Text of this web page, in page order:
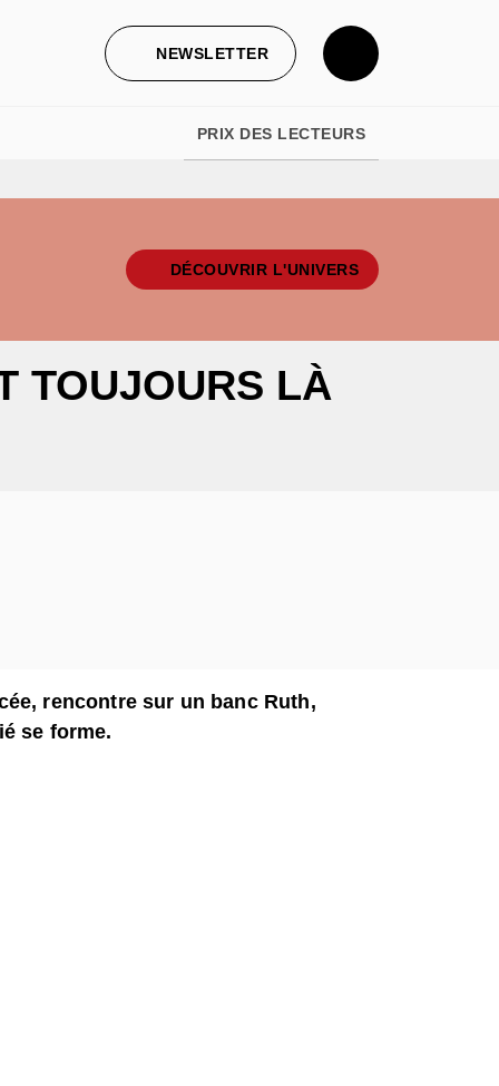
NEWSLETTER
PRIX DES LECTEURS
DÉCOUVRIR L'UNIVERS
TOUJOURS LÀ
rencontre sur un banc Ruth,
se forme.